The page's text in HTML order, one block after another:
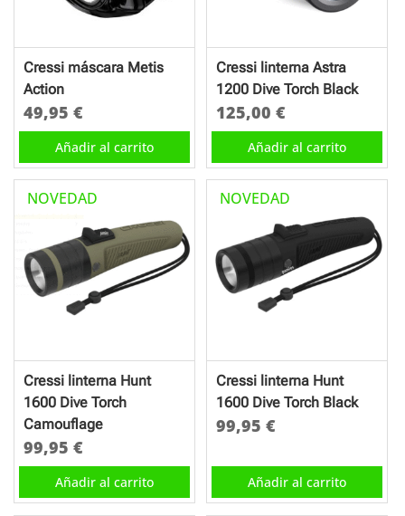
Cressi máscara Metis
Action
49,95 €
Añadir al carrito
Cressi linterna Astra
1200 Dive Torch Black
125,00€
Añadir al carrito
NOVEDAD
Cressi linterna Hunt
1600 Dive Torch
Camouflage
99,95 €
Añadir al carrito
NOVEDAD
Cressi linterna Hunt
1600 Dive Torch Black
99,95€
Añadir al carrito